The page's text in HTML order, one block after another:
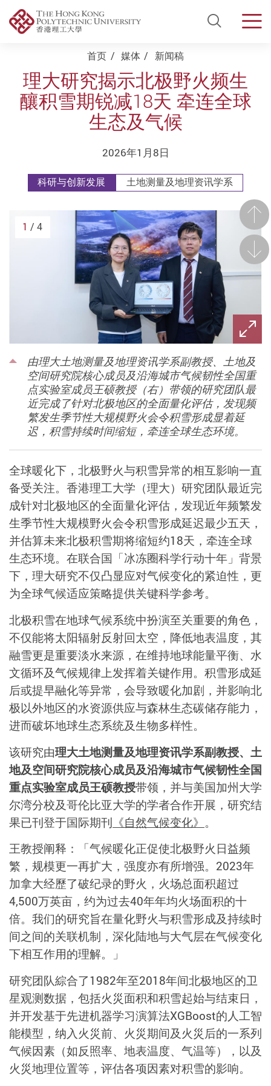
Open
Start main content首页 媒体 新闻稿
理大研究揭示北极野火频生
釀积雪期锐减18天 牵连全球
生态及气候
2026年1月8日
科研与创新发展 土地测量及地理资讯学系
前
由理大土地测量及地理资讯学系副教授、土地及
空间研究院核心成员及沿海城市气候韧性全国重
点实验室成员王硕教授（右）带领的研究团队最
近完成了针对北极地区的全面量化评估，发现频
繁发生季节性大规模野火会令积雪形成显着延
迟，积雪持续时间缩短，牵连全球生态环境。
后一
1 / 4
全球暖化下，北极野火与积雪异常的相互影响一直
备受关注。香港理工大学（理大）研究团队最近完
成针对北极地区的全面量化评估，发现近年频繁发
生季节性大规模野火会令积雪形成延迟最少五天，
并估算未来北极积雪期将缩短约18天，牵连全球
生态环境。在联合国「冰冻圈科学行动十年」背景
下，理大研究不仅凸显应对气候变化的紧迫性，更
为全球气候适应策略提供关键科学参考。
北极积雪在地球气候系统中扮演至关重要的角色，
不仅能将太阳辐射反射回太空，降低地表温度，其
融雪更是重要淡水来源，在维持地球能量平衡、水
文循环及气候规律上发挥着关键作用。积雪形成延
后或提早融化等异常，会导致暖化加剧，并影响北
极以外地区的水资源供应与森林生态碳储存能力，
进而破坏地球生态系统及生物多样性。
该研究由理大土地测量及地理资讯学系副教授、土
地及空间研究院核心成员及沿海城市气候韧性全国
重点实验室成员王硕教授带领，并与美国加州大学
尔湾分校及哥伦比亚大学的学者合作开展，研究结
果已刊登于国际期刊 《自然气候变化》 。
王教授阐释：「气候暖化正促使北极野火日益频
繁，规模更一再扩大，强度亦有所增强。 2023年
加拿大经歷了破纪录的野火 ，火场总面积超过
4,500万英亩，约为过去40年年均火场面积的十
倍。我们的研究旨在量化野火与积雪形成及持续时
间之间的关联机制，深化陆地与大气层在气候变化
下相互作用的理解。」
研究团队綜合了1982年至2018年间北极地区的卫
星观测数据，包括火災面积和积雪起始与结束日，
并开发基于先进机器学习演算法XGBoost的人工智
能模型，纳入火災前、火災期间及火災后的一系列
气候因素（如反照率、地表温度、气温等），以及
火災地理位置等，评估各项因素对积雪的影响。